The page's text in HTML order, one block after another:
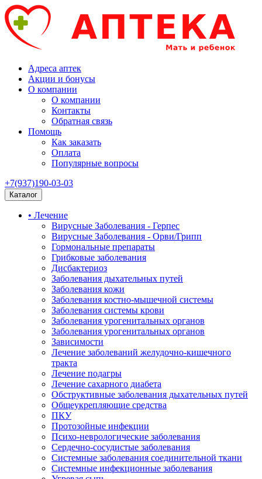
Адреса аптек
Акции и бонусы
О компании
О компании
Контакты
Обратная связь
Помощь
Как заказать
Оплата
Популярные вопросы
+7(937)190-03-03
Каталог
• Лечение
Вирусные Заболевания - Герпес
Вирусные Заболевания - Орви/Грипп
Гормональные препараты
Грибковые заболевания
Дисбактериоз
Заболевания дыхательных путей
Заболевания кожи
Заболевания костно-мышечной системы
Заболевания системы крови
Заболевания урогенитальных органов
Заболевания урогенитальных органов
Зависимости
Лечение заболеваний желудочно-кишечного
тракта
Лечение подагры
Лечение сахарного диабета
Обструктивные заболевания дыхательных путей
Общеукрепляющие средства
ПКУ
Протозойные инфекции
Психо-неврологические заболевания
Сердечно-сосудистые заболевания
Системные заболевания соединительной ткани
Системные инфекционные заболевания